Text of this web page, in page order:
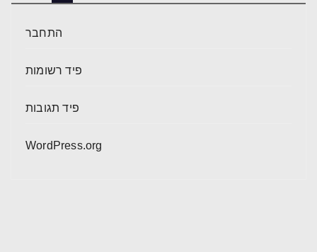
התחבר
פיד רשומות
פיד תגובות
WordPress.org